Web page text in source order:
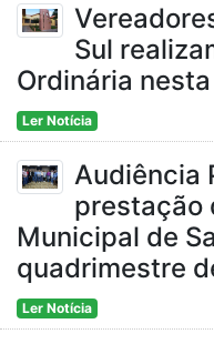
Sul
Ordinária
Ler Notícia
Audiência
prestação
Municipal de
quadrimestre
Ler Notícia